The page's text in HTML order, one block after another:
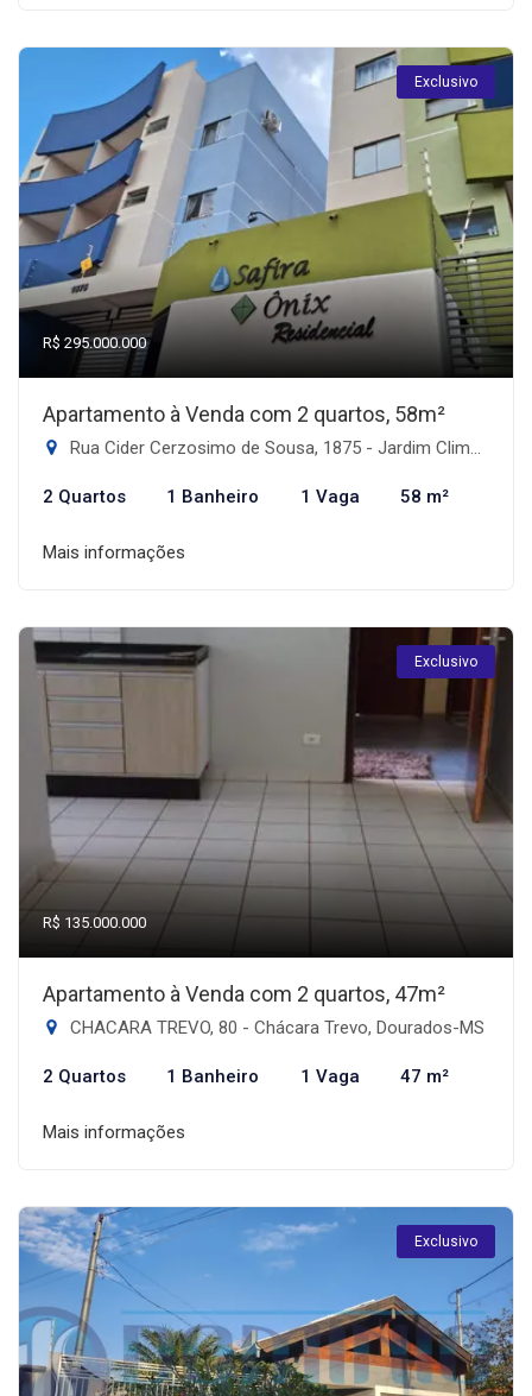
Exclusivo
R$ 295.000.000
Apartamento à Venda com 2 quartos, 58m²
Rua Cider Cerzosimo de Sousa, 1875 - Jardim Climax, Dourados-MS
2 Quartos 1 Banheiro 1 Vaga 58 m²
Mais informações
Exclusivo
R$ 135.000.000
Apartamento à Venda com 2 quartos, 47m²
CHACARA TREVO, 80 - Chácara Trevo, Dourados-MS
2 Quartos 1 Banheiro 1 Vaga 47 m²
Mais informações
Exclusivo